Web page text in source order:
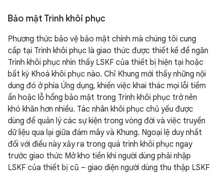
Bảo mật Trình khôi phục
Phương thức bảo vệ bảo mật chính mà chúng tôi cung
cấp tại Trình khôi phục là giao thức được thiết kế để ngăn
Trình khôi phục nhìn thấy LSKF của thiết bị hiện tại hoặc
bất kỳ Khoá khôi phục nào. Chỉ Khung mới thấy những nội
dung đó ở phía Ứng dụng, khiến việc khai thác mọi lỗi tiềm
ẩn hoặc lỗ hổng bảo mật trong Trình khôi phục trở nên
khó khăn hơn nhiều. Tác nhân khôi phục chủ yếu được
dùng để quản lý các sự kiện trong vòng đời và việc truyền
dữ liệu qua lại giữa đám mây và Khung. Ngoại lệ duy nhất
đối với điều này xảy ra trong quá trình khôi phục ngay
trước giao thức Mở kho tiền khi người dùng phải nhập
LSKF của thiết bị cũ – giao diện người dùng thu thập LSKF